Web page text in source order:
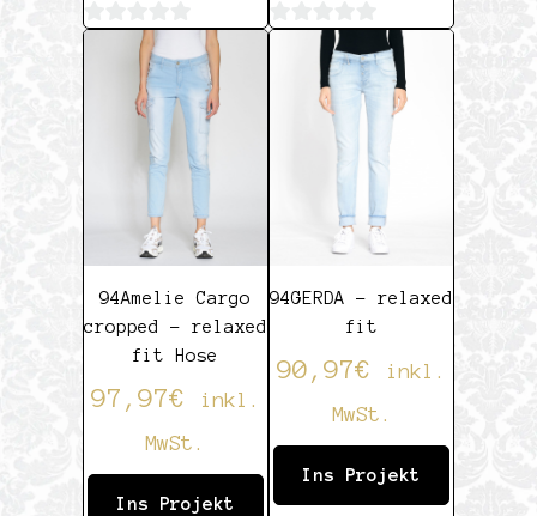
0
94Amelie Cargo
cropped – relaxed
fit Hose
97,97€
inkl.
MwSt.
Ins Projekt
94GERDA – relaxed
fit
90,97€
inkl.
MwSt.
Ins Projekt